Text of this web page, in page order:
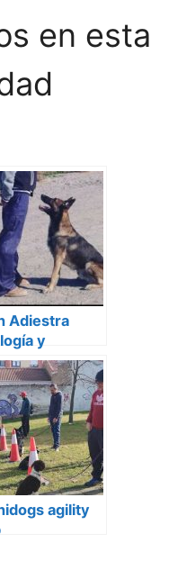
en esta
Adiestra
y
agility